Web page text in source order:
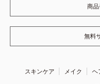
商
無料
スキンケア メイク ヘ